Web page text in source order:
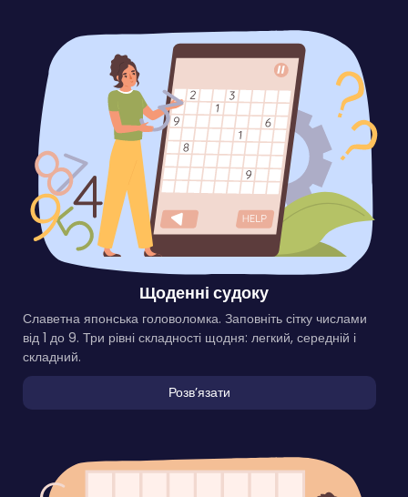
Щоденні судоку
Славетна японська головоломка. Заповніть сітку числами
від 1 до 9. Три рівні складності щодня: легкий, середній і
складний.
Розвʼязати